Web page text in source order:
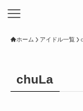
ホーム アイドル一覧
chuLa